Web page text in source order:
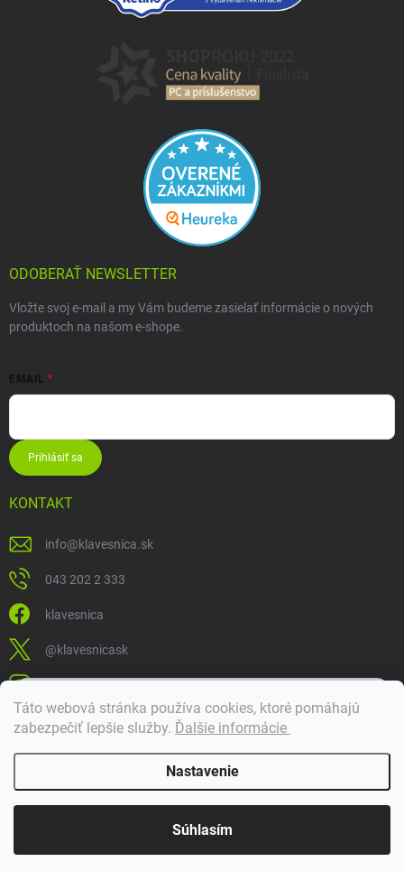
Táto webová stránka používa cookies, ktoré pomáhajú
zabezpečiť lepšie služby. Ďalšie informácie
Nastavenie
Súhlasím
ODOBERAŤ NEWSLETTER
Vložte svoj e-mail a my Vám budeme zasielať informácie o nových
produktoch na našom e-shope.
EMAIL
Prihlásiť sa
KONTAKT
info@klavesnica.sk
043 202 2 333
klavesnica
@klavesnicask
klavesnica_sk
Doprava a platba
Klávesnica . Všetky práva vyhradené.
Dobrý deň! 👋 Pomôžem vám nájsť správny diel. Napíšte mi.